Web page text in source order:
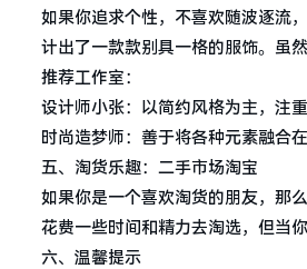
如果你追求个性，不喜欢随波逐流
计出了一款款别具一格的服饰。虽
推荐工作室：
设计师小张：以简约风格为主，注
时尚造梦师：善于将各种元素融合
五、淘货乐趣：二手市场淘宝
如果你是一个喜欢淘货的朋友，那
花费一些时间和精力去淘选，但当
六、温馨提示